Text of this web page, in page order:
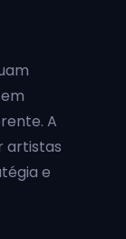
A
artistas
e